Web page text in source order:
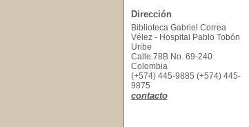
Donado Gómez
Donado Gómez
López Gómez
López Gómez[1]
Montoya Delgado
Montoya Delgado [1]
[+]
Título de publicación
Nutrición Hospitalaria
Nutrición Hospitalaria
Año de publicación
Dirección
Biblioteca Gabriel Correa
Vélez - Hospital Pablo Tobón
Uribe
Calle 78B No. 69-240
Colombia
(+574) 445-9885 (+574) 445-
9875
contacto